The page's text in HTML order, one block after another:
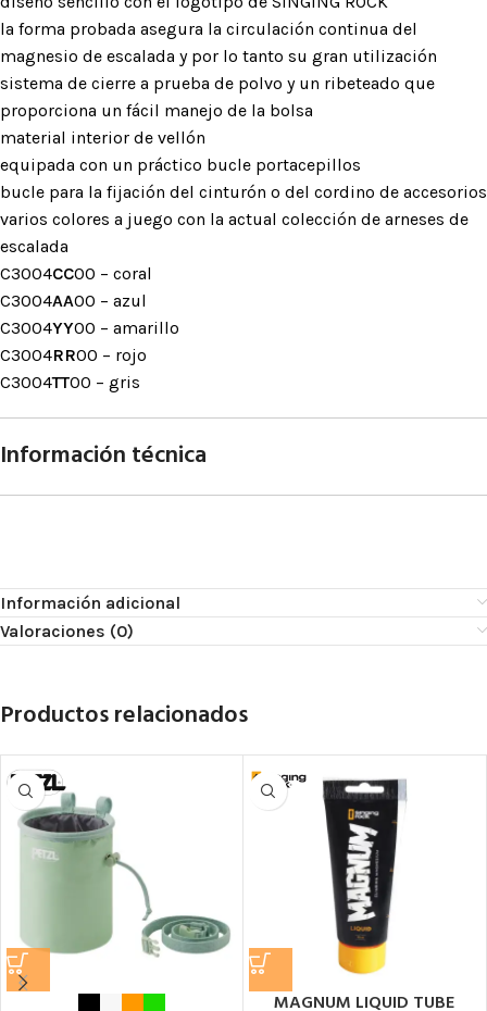
la forma probada asegura la circulación continua del
magnesio de escalada y por lo tanto su gran utilización
sistema de cierre a prueba de polvo y un ribeteado que
proporciona un fácil manejo de la bolsa
material interior de vellón
equipada con un práctico bucle portacepillos
bucle para la fijación del cinturón o del cordino de accesorios
varios colores a juego con la actual colección de arneses de
escalada
C3004CC00 – coral
C3004AA00 – azul
C3004YY00 – amarillo
C3004RR00 – rojo
C3004TT00 – gris
Información técnica
Información adicional
Valoraciones (0)
Productos relacionados
MAGNUM LIQUID TUBE